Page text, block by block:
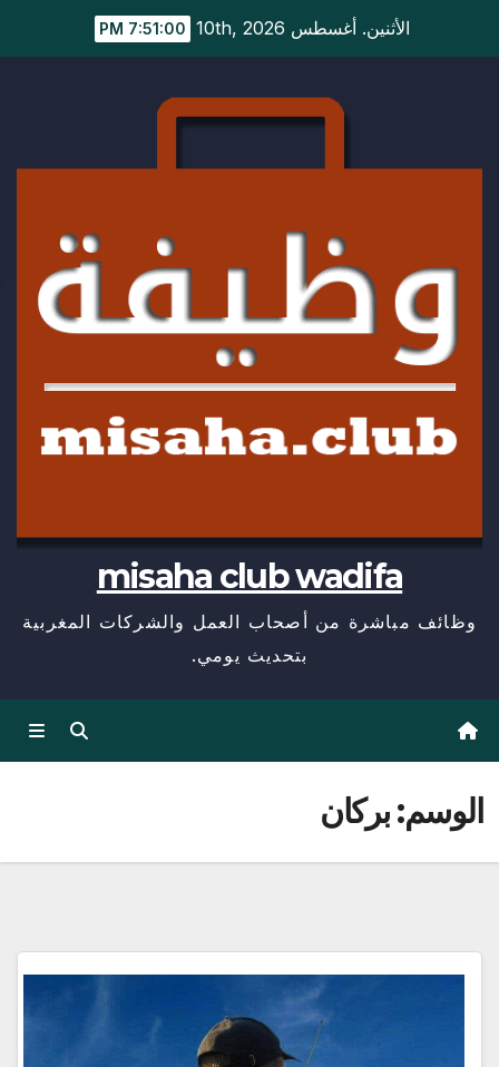
الأثنين. أغسطس 10th, 2026 7:51:00 PM
misaha club wadifa
وظائف مباشرة من أصحاب العمل والشركات المغربية
بتحديث يومي.
الوسم:بركان